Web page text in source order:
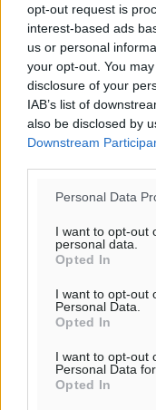
opt-out request is
interest-based ads
us or personal
your opt-out. You
disclosure of your
IAB’s list of
also be disclosed by
Downstream
Personal Data
I want to opt-out
personal data.
Opted In
I want to opt-out
Personal Data.
Opted In
I want to opt-out
Personal Data
Opted In